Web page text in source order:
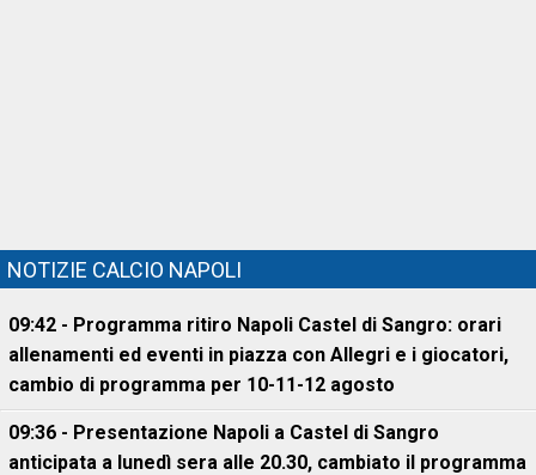
NOTIZIE CALCIO NAPOLI
09:42 - Programma ritiro Napoli Castel di Sangro: orari
allenamenti ed eventi in piazza con Allegri e i giocatori,
cambio di programma per 10-11-12 agosto
09:36 - Presentazione Napoli a Castel di Sangro
anticipata a lunedì sera alle 20.30, cambiato il programma